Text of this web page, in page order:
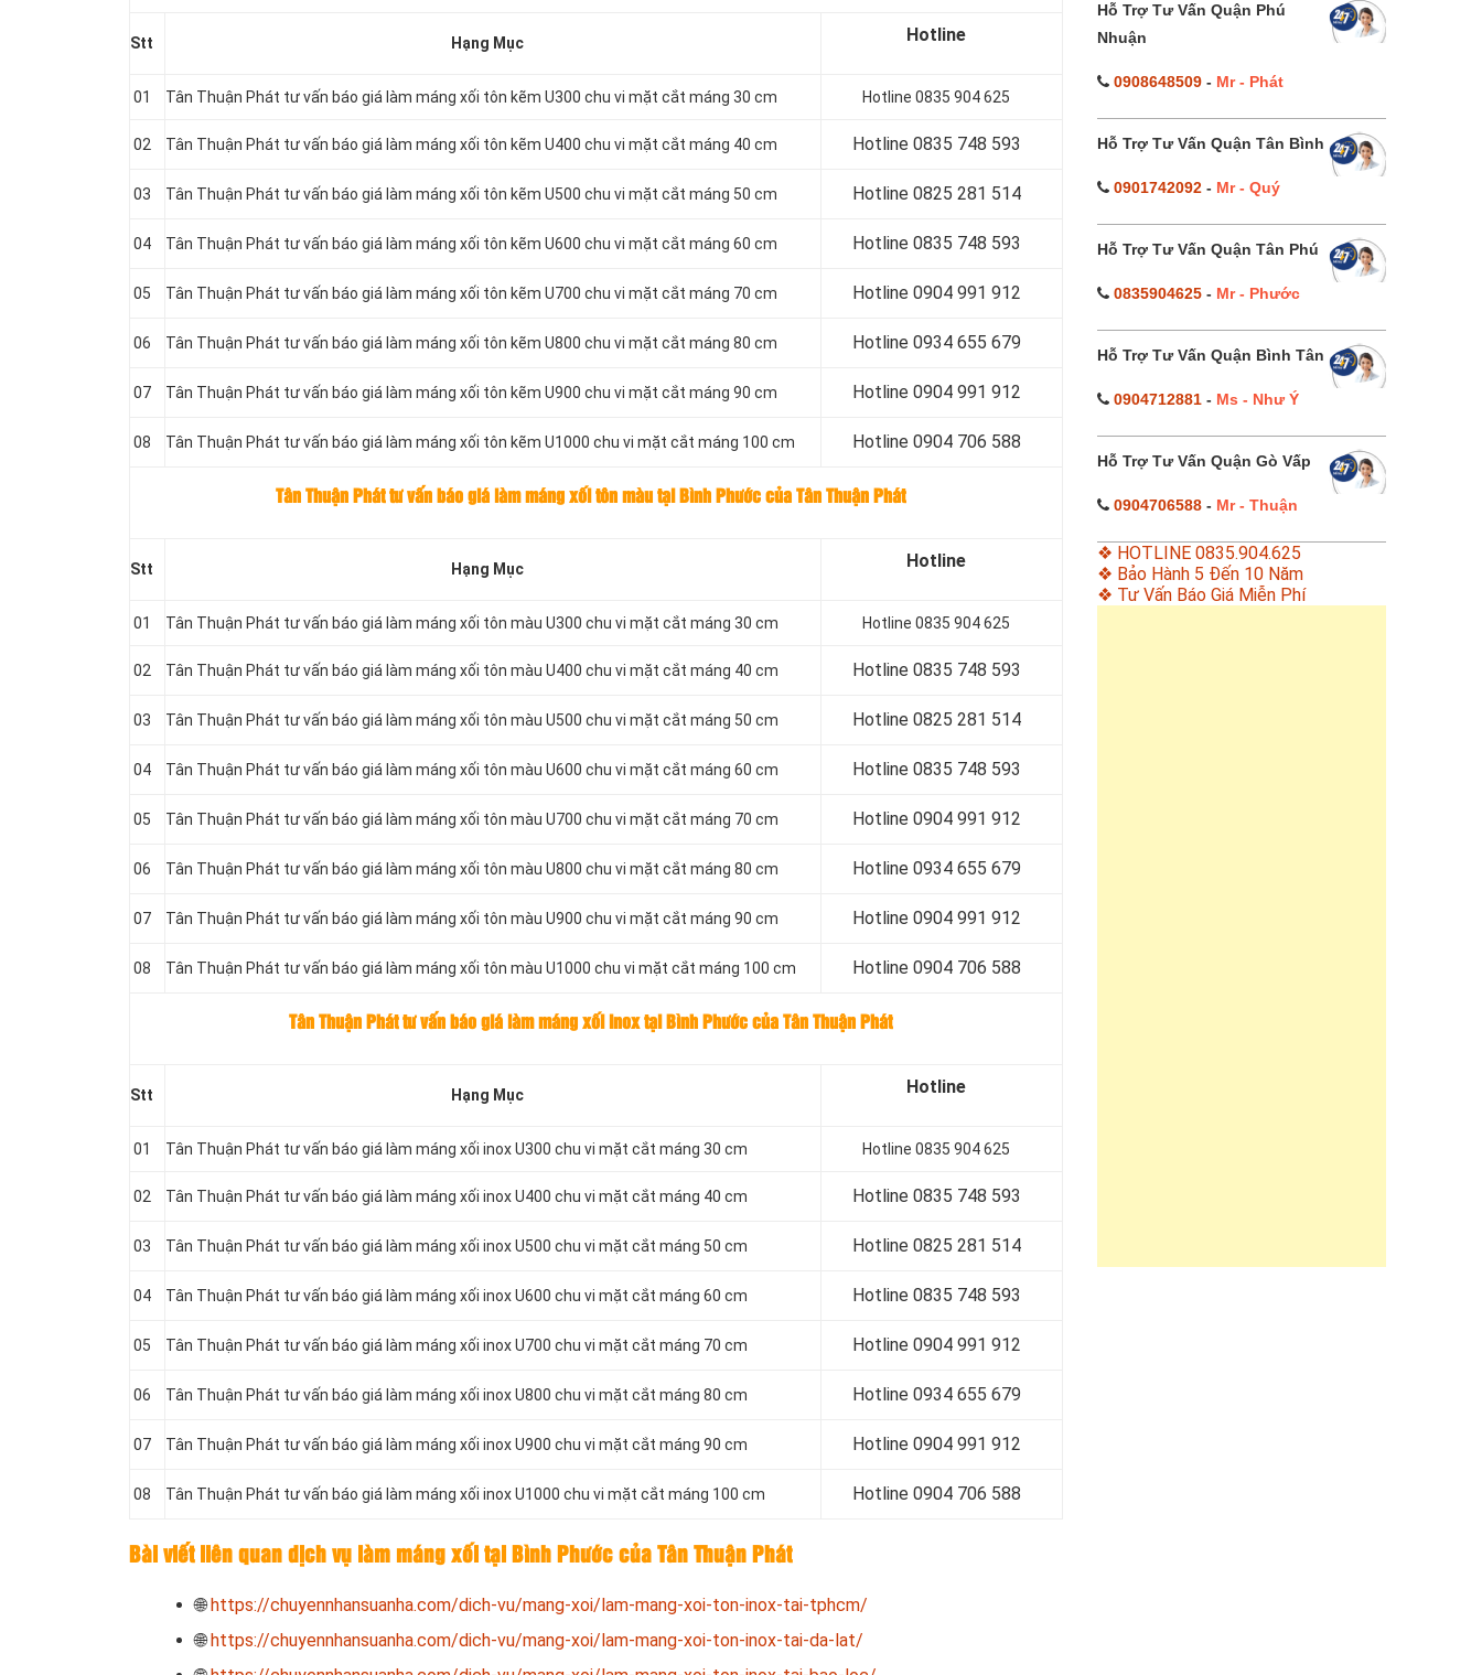
Stt Hạng Mục Hotline
01 Tân Thuận Phát tư vấn báo giá làm máng xối tôn kẽm U300 chu vi mặt cắt máng 30 cm Hotline 0835 904 625
02 Tân Thuận Phát tư vấn báo giá làm máng xối tôn kẽm U400 chu vi mặt cắt máng 40 cm Hotline 0835 748 593
03 Tân Thuận Phát tư vấn báo giá làm máng xối tôn kẽm U500 chu vi mặt cắt máng 50 cm Hotline 0825 281 514
04 Tân Thuận Phát tư vấn báo giá làm máng xối tôn kẽm U600 chu vi mặt cắt máng 60 cm Hotline 0835 748 593
05 Tân Thuận Phát tư vấn báo giá làm máng xối tôn kẽm U700 chu vi mặt cắt máng 70 cm Hotline 0904 991 912
06 Tân Thuận Phát tư vấn báo giá làm máng xối tôn kẽm U800 chu vi mặt cắt máng 80 cm Hotline 0934 655 679
07 Tân Thuận Phát tư vấn báo giá làm máng xối tôn kẽm U900 chu vi mặt cắt máng 90 cm Hotline 0904 991 912
08 Tân Thuận Phát tư vấn báo giá làm máng xối tôn kẽm U1000 chu vi mặt cắt máng 100 cm Hotline 0904 706 588
Tân Thuận Phát tư vấn báo giá làm máng xối tôn màu tại Bình Phước của Tân Thuận Phát
Stt Hạng Mục Hotline
01 Tân Thuận Phát tư vấn báo giá làm máng xối tôn màu U300 chu vi mặt cắt máng 30 cm Hotline 0835 904 625
02 Tân Thuận Phát tư vấn báo giá làm máng xối tôn màu U400 chu vi mặt cắt máng 40 cm Hotline 0835 748 593
03 Tân Thuận Phát tư vấn báo giá làm máng xối tôn màu U500 chu vi mặt cắt máng 50 cm Hotline 0825 281 514
04 Tân Thuận Phát tư vấn báo giá làm máng xối tôn màu U600 chu vi mặt cắt máng 60 cm Hotline 0835 748 593
05 Tân Thuận Phát tư vấn báo giá làm máng xối tôn màu U700 chu vi mặt cắt máng 70 cm Hotline 0904 991 912
06 Tân Thuận Phát tư vấn báo giá làm máng xối tôn màu U800 chu vi mặt cắt máng 80 cm Hotline 0934 655 679
07 Tân Thuận Phát tư vấn báo giá làm máng xối tôn màu U900 chu vi mặt cắt máng 90 cm Hotline 0904 991 912
08 Tân Thuận Phát tư vấn báo giá làm máng xối tôn màu U1000 chu vi mặt cắt máng 100 cm Hotline 0904 706 588
Tân Thuận Phát tư vấn báo giá làm máng xối inox tại Bình Phước của Tân Thuận Phát
Stt Hạng Mục Hotline
01 Tân Thuận Phát tư vấn báo giá làm máng xối inox U300 chu vi mặt cắt máng 30 cm Hotline 0835 904 625
02 Tân Thuận Phát tư vấn báo giá làm máng xối inox U400 chu vi mặt cắt máng 40 cm Hotline 0835 748 593
03 Tân Thuận Phát tư vấn báo giá làm máng xối inox U500 chu vi mặt cắt máng 50 cm Hotline 0825 281 514
04 Tân Thuận Phát tư vấn báo giá làm máng xối inox U600 chu vi mặt cắt máng 60 cm Hotline 0835 748 593
05 Tân Thuận Phát tư vấn báo giá làm máng xối inox U700 chu vi mặt cắt máng 70 cm Hotline 0904 991 912
06 Tân Thuận Phát tư vấn báo giá làm máng xối inox U800 chu vi mặt cắt máng 80 cm Hotline 0934 655 679
07 Tân Thuận Phát tư vấn báo giá làm máng xối inox U900 chu vi mặt cắt máng 90 cm Hotline 0904 991 912
08 Tân Thuận Phát tư vấn báo giá làm máng xối inox U1000 chu vi mặt cắt máng 100 cm Hotline 0904 706 588
Bài viết liên quan dịch vụ làm máng xối tại Bình Phước của Tân Thuận Phát
🌐 https://chuyennhansuanha.com/dich-vu/mang-xoi/lam-mang-xoi-ton-inox-tai-tphcm/
🌐 https://chuyennhansuanha.com/dich-vu/mang-xoi/lam-mang-xoi-ton-inox-tai-da-lat/
Hỗ Trợ Tư Vấn Quận Phú
Nhuận
0908648509- Mr - Phát
Hỗ Trợ Tư Vấn Quận Tân Bình
0901742092- Mr - Quý
Hỗ Trợ Tư Vấn Quận Tân Phú
0835904625- Mr - Phước
Hỗ Trợ Tư Vấn Quận Bình Tân
0904712881- Ms - Như Ý
Hỗ Trợ Tư Vấn Quận Gò Vấp
0904706588- Mr - Thuận
❖ HOTLINE 0835.904.625
❖ Bảo Hành 5 Đến 10 Năm
❖ Tư Vấn Báo Giá Miễn Phí